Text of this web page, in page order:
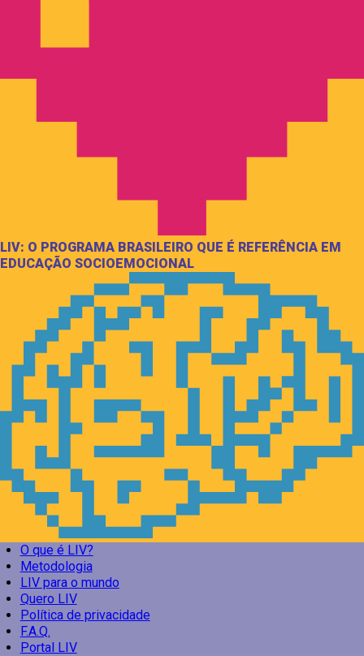
LIV: O PROGRAMA BRASILEIRO QUE É REFERÊNCIA EM
EDUCAÇÃO SOCIOEMOCIONAL
O que é LIV?
Metodologia
LIV para o mundo
Quero LIV
Política de privacidade
F.A.Q.
Portal LIV